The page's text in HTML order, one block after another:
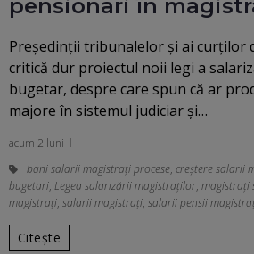
pensionari în
Președinții tribunalelor și ai curților
critică dur proiectul noii legi a
bugetar, despre care spun că ar
majore în sistemul judiciar și…
acum 2 luni
bani salarii magistrați procese, creștere salarii
bugetari, Legea salarizării magistraților, magistrați
magistraţi, salarii magistrați, salarii pensii
Citește